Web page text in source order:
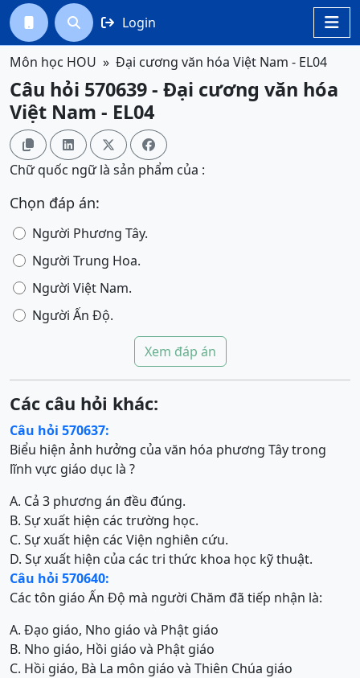

  Login
Môn học HOU Đại cương văn hóa Việt Nam - EL04
Câu hỏi 570639 - Đại cương văn hóa
Việt Nam - EL04
   
Chữ quốc ngữ là sản phẩm của :
Chọn đáp án:
Người Phương Tây.
Người Trung Hoa.
Người Việt Nam.
Người Ấn Độ.
Xem đáp án
Các câu hỏi khác:
Câu hỏi 570637:
Biểu hiện ảnh hưởng của văn hóa phương Tây trong
lĩnh vực giáo dục là ?
A. Cả 3 phương án đều đúng.
B. Sự xuất hiện các trường học.
C. Sự xuất hiện các Viện nghiên cứu.
D. Sự xuất hiện của các tri thức khoa học kỹ thuật.
Câu hỏi 570640:
Các tôn giáo Ấn Độ mà người Chăm đã tiếp nhận là:
A. Đạo giáo, Nho giáo và Phật giáo
B. Nho giáo, Hồi giáo và Phật giáo
C. Hồi giáo, Bà La môn giáo và Thiên Chúa giáo